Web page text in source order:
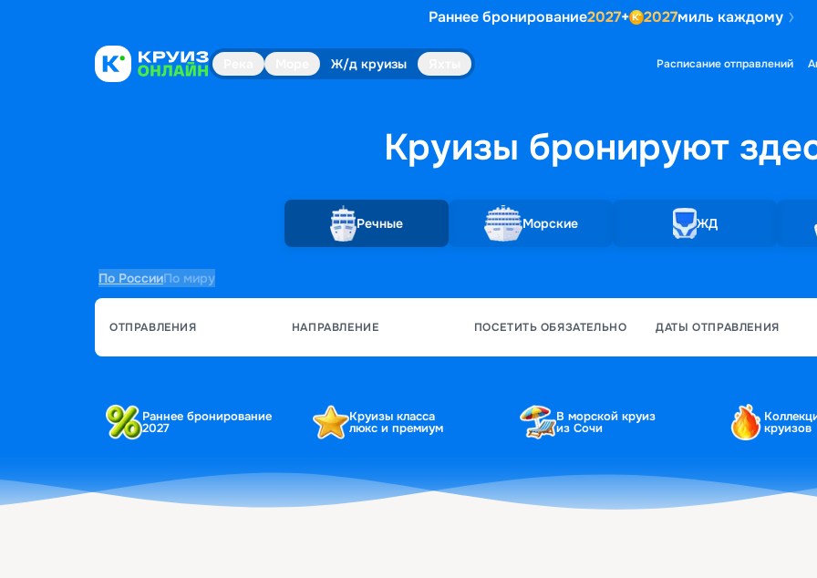
Раннее бронирование2027+ 2027миль каждому
Ж/д круизы Расписание отправлений
Круизы бронируют
Речные Морские ЖД
По РоссииПо миру
ОТПРАВЛЕНИЯ НАПРАВЛЕНИЕ ПОСЕТИТЬ ОБЯЗАТЕЛЬНО ДАТЫ ОТПРАВЛЕНИЯ
Раннее бронирование
2027
Круизы класса
люкс и премиум
В морской круиз
из Сочи круизов